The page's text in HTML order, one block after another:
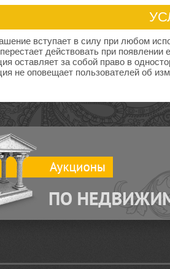
вступает в силу при любом
действовать при появлении
оставляет за собой право в
не оповещает пользователей об